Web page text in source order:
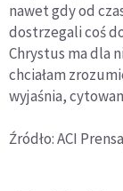
nawet gdy od
dostrzegali coś
Chrystus ma dla
chciałam
wyjaśnia,
Źródło: ACI